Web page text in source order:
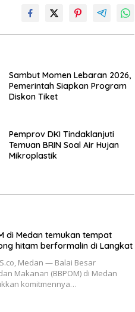
Sambut Momen Lebaran 2026,
Pemerintah Siapkan Program
Diskon Tiket
Pemprov DKI Tindaklanjuti
Temuan BRIN Soal Air Hujan
Mikroplastik
di Medan temukan tempat
hitam berformalin di Langkat
Medan — Balai Besar
Makanan (BBPOM) di Medan
komitmennya…